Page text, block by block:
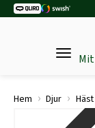
Hem › Djur › Häst